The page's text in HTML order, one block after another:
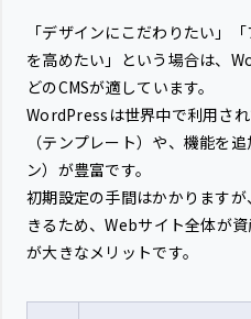
「デザインにこだわりたい」
を高めたい」という場合は、
どのCMSが適しています。
WordPressは世界中で利用さ
（テンプレート）や、機能を
ン）が豊富です。
初期設定の手間はかかります
きるため、Webサイト全体が
が大きなメリットです。